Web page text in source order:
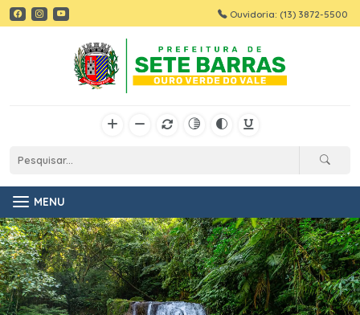
Ouvidoria: (13) 3872-5500
MENU